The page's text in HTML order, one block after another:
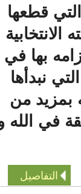
قطعها
بها في
نبدأها
من
في الله و
التفاصيل